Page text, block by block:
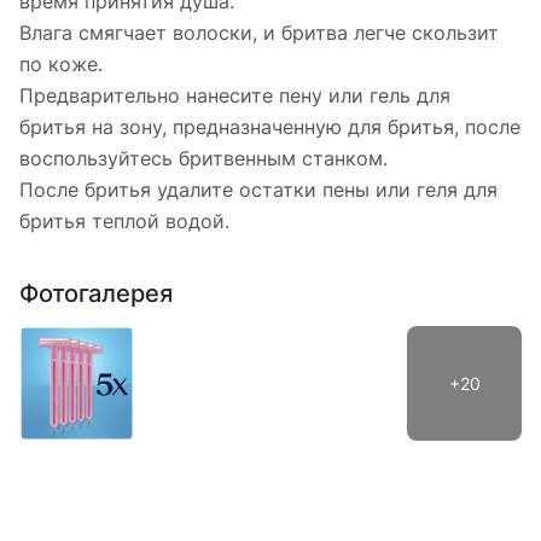
Влага смягчает волоски, и бритва легче скользит
по коже.
Предварительно нанесите пену или гель для
бритья на зону, предназначенную для бритья, после
воспользуйтесь бритвенным станком.
После бритья удалите остатки пены или геля для
бритья теплой водой.
Фотогалерея